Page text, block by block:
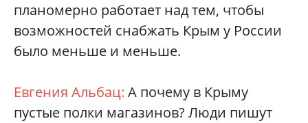
планомерно работает над тем, чтобы
возможностей снабжать Крым у России
было меньше и меньше.
Евгения Альбац: А почему в Крыму
пустые полки магазинов? Люди пишут